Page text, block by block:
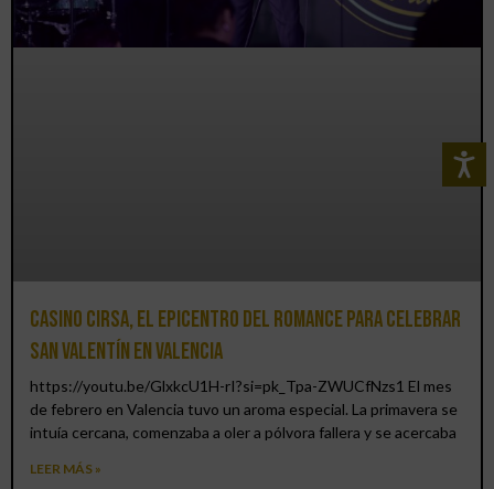
Casino CIRSA, el epicentro del romance para celebrar
San Valentín en Valencia
https://youtu.be/GlxkcU1H-rI?si=pk_Tpa-ZWUCfNzs1 El mes
de febrero en Valencia tuvo un aroma especial. La primavera se
intuía cercana, comenzaba a oler a pólvora fallera y se acercaba
LEER MÁS »